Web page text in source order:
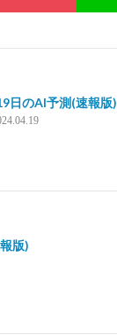
日のAI予測(速報版)
版)